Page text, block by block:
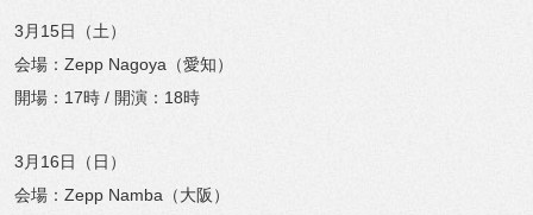
3月15日（土）
会場：Zepp Nagoya（愛知）
開場：17時 / 開演：18時
3月16日（日）
会場：Zepp Namba（大阪）